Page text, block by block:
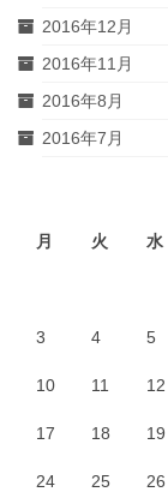
2016年12月
2016年11月
2016年8月
2016年7月
月
火 水
3 4 5
10 11 12
17 18 19
24 25 26